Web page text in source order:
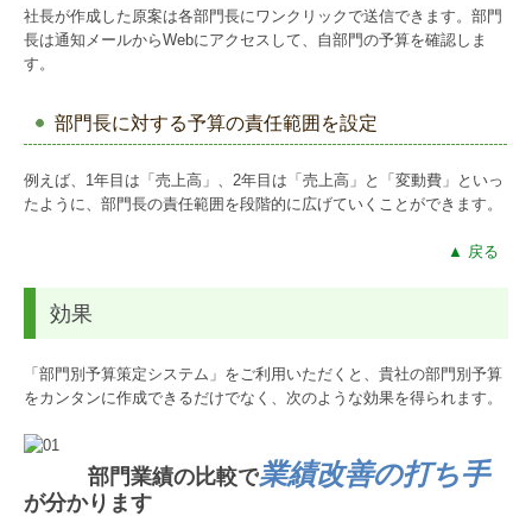
社長が作成した原案は各部門長にワンクリックで送信できます。部門
長は通知メールからWebにアクセスして、自部門の予算を確認しま
す。
部門長に対する予算の責任範囲を設定
例えば、1年目は「売上高」、2年目は「売上高」と「変動費」といっ
たように、部門長の責任範囲を段階的に広げていくことができます。
▲ 戻る
効果
「部門別予算策定システム」をご利用いただくと、貴社の部門別予算
をカンタンに作成できるだけでなく、次のような効果を得られます。
部門業績の比較で業績改善の打ち手
が分かります